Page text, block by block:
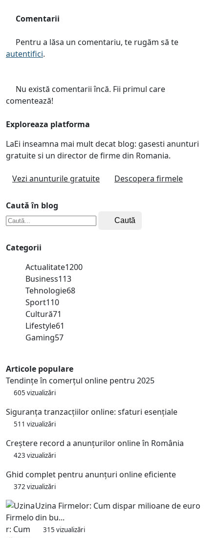
Comentarii
Pentru a lăsa un comentariu, te rugăm să te
autentifici.
Nu există comentarii încă. Fii primul care
comentează!
Exploreaza platforma
LaEi inseamna mai mult decat blog: gasesti anunturi
gratuite si un director de firme din Romania.
Vezi anunturile gratuite Descopera firmele
Caută în blog
Caută
Categorii
Actualitate1200
Business113
Tehnologie68
Sport110
Cultură71
Lifestyle61
Gaming57
Articole populare
Tendințe în comerțul online pentru 2025
605 vizualizări
Siguranța tranzacțiilor online: sfaturi esențiale
511 vizualizări
Creștere record a anunțurilor online în România
423 vizualizări
Ghid complet pentru anunțuri online eficiente
372 vizualizări
Uzina Firmelor: Cum dispar milioane de euro
din bu...
315 vizualizări